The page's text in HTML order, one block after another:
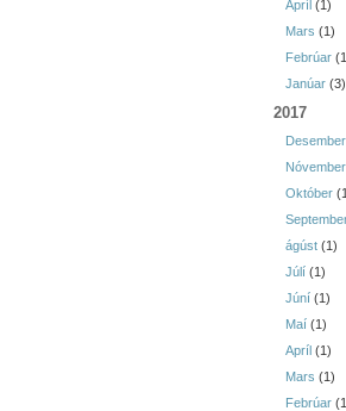
Apríl (1)
Mars (1)
Febrúar
Janúar (3)
2017
Desember
Nóvember
Október
ágúst (1)
Júlí (1)
Júní (1)
Maí (1)
Apríl (1)
Mars (1)
Febrúar